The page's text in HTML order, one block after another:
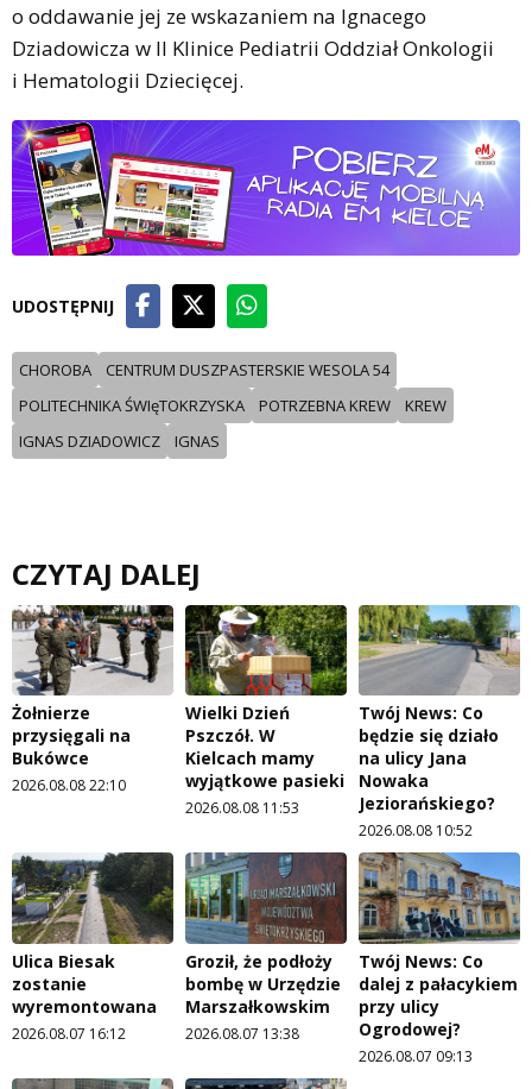
o oddawanie jej ze wskazaniem na Ignacego
Dziadowicza w II Klinice Pediatrii Oddział Onkologii
i Hematologii Dziecięcej.
UDOSTĘPNIJ
CHOROBA
CENTRUM DUSZPASTERSKIE WESOLA 54
POLITECHNIKA ŚWIęTOKRZYSKA
POTRZEBNA KREW
KREW
IGNAS DZIADOWICZ
IGNAS
CZYTAJ DALEJ
Żołnierze
przysięgali na
Bukówce
2026.08.08 22:10
Wielki Dzień
Pszczół. W
Kielcach mamy
wyjątkowe pasieki
2026.08.08 11:53
Twój News: Co
będzie się działo
na ulicy Jana
Nowaka
Jeziorańskiego?
2026.08.08 10:52
Ulica Biesak
zostanie
wyremontowana
2026.08.07 16:12
Groził, że podłoży
bombę w Urzędzie
Marszałkowskim
2026.08.07 13:38
Twój News: Co
dalej z pałacykiem
przy ulicy
Ogrodowej?
2026.08.07 09:13